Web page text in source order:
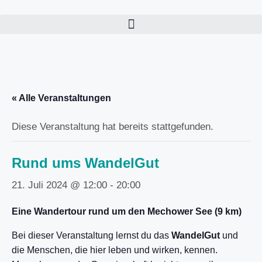
« Alle Veranstaltungen
Diese Veranstaltung hat bereits stattgefunden.
Rund ums WandelGut
21. Juli 2024 @ 12:00 - 20:00
Eine Wandertour rund um den Mechower See (9 km)
Bei dieser Veranstaltung lernst du das WandelGut und
die Menschen, die hier leben und wirken, kennen.